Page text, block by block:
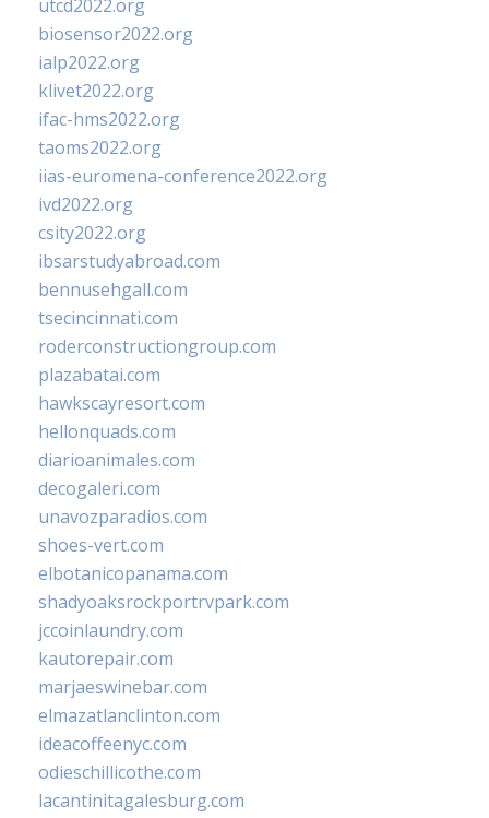
utcd2022.org
biosensor2022.org
ialp2022.org
klivet2022.org
ifac-hms2022.org
taoms2022.org
iias-euromena-conference2022.org
ivd2022.org
csity2022.org
ibsarstudyabroad.com
bennusehgall.com
tsecincinnati.com
roderconstructiongroup.com
plazabatai.com
hawkscayresort.com
hellonquads.com
diarioanimales.com
decogaleri.com
unavozparadios.com
shoes-vert.com
elbotanicopanama.com
shadyoaksrockportrvpark.com
jccoinlaundry.com
kautorepair.com
marjaeswinebar.com
elmazatlanclinton.com
ideacoffeenyc.com
odieschillicothe.com
lacantinitagalesburg.com